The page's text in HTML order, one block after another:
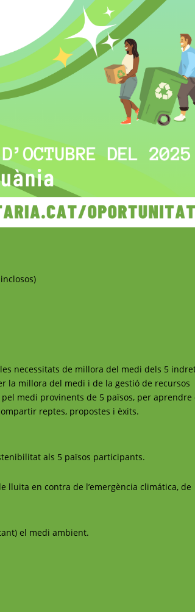
necessitats de millora del medi dels 5
la millora del medi i de la gestió de recursos
medi provinents de 5 països, per aprendre
reptes, propostes i èxits.
als 5 països participants.
lluita en contra de l’emergència climática, de
el medi ambient.